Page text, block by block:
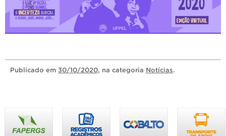
Publicado em 30/10/2020, na categoria Notícias.